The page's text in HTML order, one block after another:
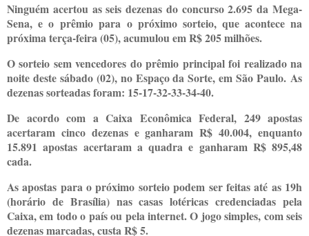
Ninguém acertou as seis dezenas do concurso 2.695 da Mega-
Sena, e o prêmio para o próximo sorteio, que acontece na
próxima terça-feira (05), acumulou em R$ 205 milhões.
O sorteio sem vencedores do prêmio principal foi realizado na
noite deste sábado (02), no Espaço da Sorte, em São Paulo. As
dezenas sorteadas foram: 15-17-32-33-34-40.
De acordo com a Caixa Econômica Federal, 249 apostas
acertaram cinco dezenas e ganharam R$ 40.004, enquanto
15.891 apostas acertaram a quadra e ganharam R$ 895,48
cada.
As apostas para o próximo sorteio podem ser feitas até as 19h
(horário de Brasília) nas casas lotéricas credenciadas pela
Caixa, em todo o país ou pela internet. O jogo simples, com seis
dezenas marcadas, custa R$ 5.